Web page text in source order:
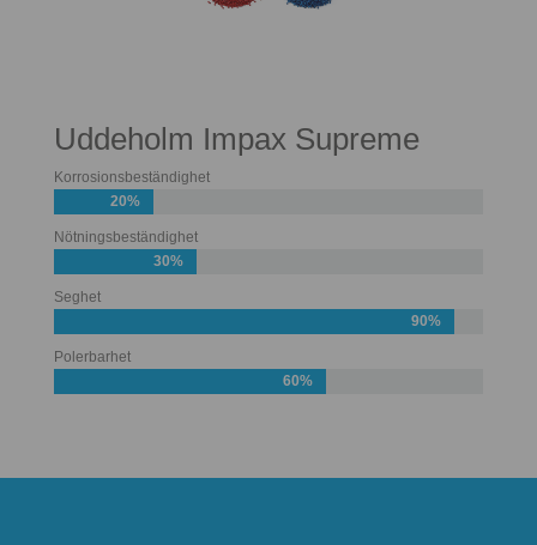
Uddeholm Impax Supreme
Korrosionsbeständighet
20%
Nötningsbeständighet
30%
Seghet
90%
Polerbarhet
60%